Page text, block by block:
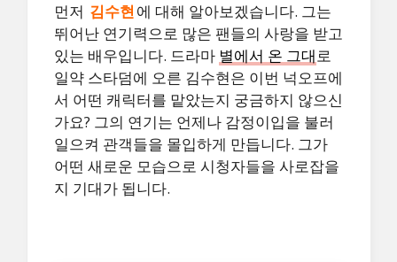
먼저 김수현 에 대해 알아보겠습니다. 그는
뛰어난 연기력으로 많은 팬들의 사랑을 받고
있는 배우입니다. 드라마 별에서 온 그대로
일약 스타덤에 오른 김수현은 이번 넉오프에
서 어떤 캐릭터를 맡았는지 궁금하지 않으신
가요? 그의 연기는 언제나 감정이입을 불러
일으켜 관객들을 몰입하게 만듭니다. 그가
어떤 새로운 모습으로 시청자들을 사로잡을
지 기대가 됩니다.